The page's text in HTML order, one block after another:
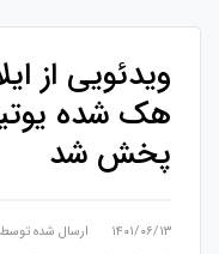
ویدئویی از
هک شده
پخش شد
۱۴۰۱/۰۶/۱۳ ارسال شده توسط